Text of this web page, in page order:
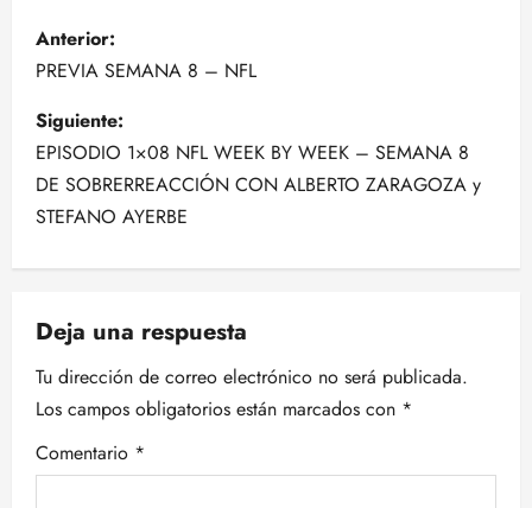
N
a
v
e
g
a
c
i
ó
n
Anterior:
PREVIA SEMANA 8 – NFL
Siguiente:
EPISODIO 1×08 NFL WEEK BY WEEK – SEMANA 8
DE SOBRERREACCIÓN CON ALBERTO ZARAGOZA y
STEFANO AYERBE
Deja una respuesta
Tu dirección de correo electrónico no será publicada.
Los campos obligatorios están marcados con *
Comentario *